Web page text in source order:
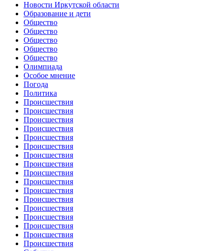
Новости Иркутской области
Образование и дети
Общество
Общество
Общество
Общество
Общество
Олимпиада
Особое мнение
Погода
Политика
Происшествия
Происшествия
Происшествия
Происшествия
Происшествия
Происшествия
Происшествия
Происшествия
Происшествия
Происшествия
Происшествия
Происшествия
Происшествия
Происшествия
Происшествия
Происшествия
Происшествия